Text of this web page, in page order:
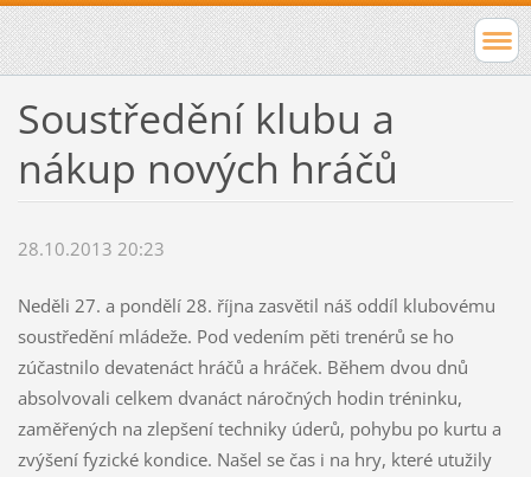
Soustředění klubu a
nákup nových hráčů
28.10.2013 20:23
Neděli 27. a pondělí 28. října zasvětil náš oddíl klubovému
soustředění mládeže. Pod vedením pěti trenérů se ho
zúčastnilo devatenáct hráčů a hráček. Během dvou dnů
absolvovali celkem dvanáct náročných hodin tréninku,
zaměřených na zlepšení techniky úderů, pohybu po kurtu a
zvýšení fyzické kondice. Našel se čas i na hry, které utužily